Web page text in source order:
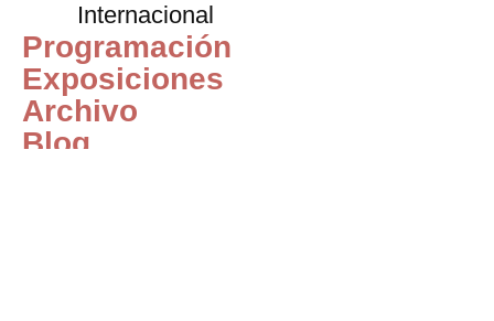
Internacional
Programación
Exposiciones
Archivo
Blog